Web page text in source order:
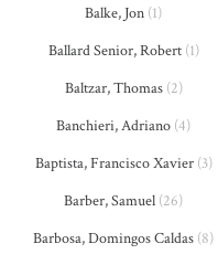
Balke, Jon (1)
Ballard Senior, Robert(1)
Baltzar, Thomas(2)
Banchieri, Adriano (4)
Baptista, Francisco Xavier(3)
Barber, Samuel (26)
Barbosa, Domingos Caldas (8)